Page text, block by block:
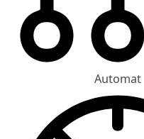
Automat